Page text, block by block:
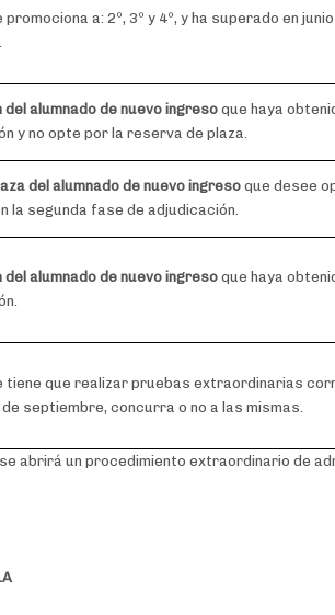
promociona a: 2º, 3º y 4º, y ha superado en
alumnado de nuevo ingreso que haya
y no opte por la reserva de plaza.
del alumnado de nuevo ingreso que desee
la segunda fase de adjudicación.
alumnado de nuevo ingreso que haya
tiene que realizar pruebas extraordinarias
septiembre, concurra o no a las mismas.
abrirá un procedimiento extraordinario de